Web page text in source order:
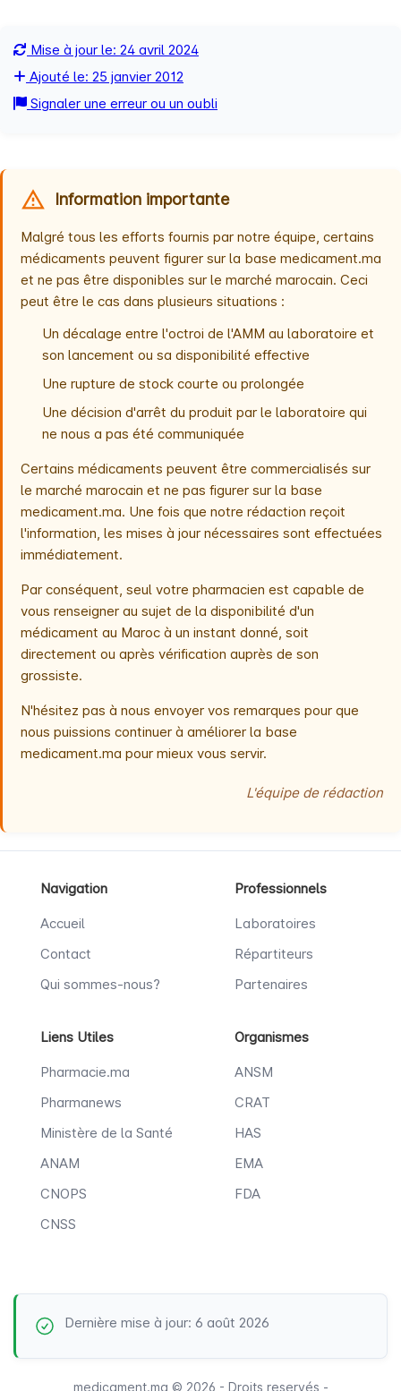
Mise à jour le: 24 avril 2024
Ajouté le: 25 janvier 2012
Signaler une erreur ou un oubli
Information importante
Malgré tous les efforts fournis par notre équipe, certains
médicaments peuvent figurer sur la base medicament.ma
et ne pas être disponibles sur le marché marocain. Ceci
peut être le cas dans plusieurs situations :
Un décalage entre l'octroi de l'AMM au laboratoire et
son lancement ou sa disponibilité effective
Une rupture de stock courte ou prolongée
Une décision d'arrêt du produit par le laboratoire qui
ne nous a pas été communiquée
Certains médicaments peuvent être commercialisés sur
le marché marocain et ne pas figurer sur la base
medicament.ma. Une fois que notre rédaction reçoit
l'information, les mises à jour nécessaires sont effectuées
immédiatement.
Par conséquent, seul votre pharmacien est capable de
vous renseigner au sujet de la disponibilité d'un
médicament au Maroc à un instant donné, soit
directement ou après vérification auprès de son
grossiste.
N'hésitez pas à nous envoyer vos remarques pour que
nous puissions continuer à améliorer la base
medicament.ma pour mieux vous servir.
L'équipe de rédaction
Navigation
Accueil
Contact
Qui sommes-nous?
Professionnels
Laboratoires
Répartiteurs
Partenaires
Liens Utiles
Pharmacie.ma
Pharmanews
Ministère de la Santé
ANAM
CNOPS
CNSS
Organismes
ANSM
CRAT
HAS
EMA
FDA
Dernière mise à jour: 6 août 2026
medicament.ma © 2026 - Droits reservés -